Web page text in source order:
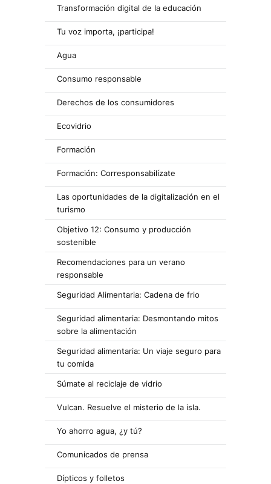
Transformación digital de la educación
Tu voz importa, ¡participa!
Agua
Consumo responsable
Derechos de los consumidores
Ecovidrio
Formación
Formación: Corresponsabilízate
Las oportunidades de la digitalización en el
turismo
Objetivo 12: Consumo y producción
sostenible
Recomendaciones para un verano
responsable
Seguridad Alimentaria: Cadena de frio
Seguridad alimentaria: Desmontando mitos
sobre la alimentación
Seguridad alimentaria: Un viaje seguro para
tu comida
Súmate al reciclaje de vidrio
Vulcan. Resuelve el misterio de la isla.
Yo ahorro agua, ¿y tú?
Comunicados de prensa
Dípticos y folletos